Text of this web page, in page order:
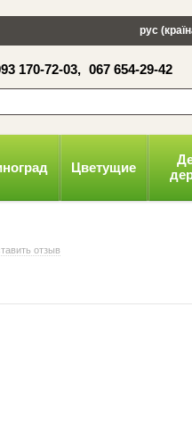
Оплата и доставкарус
170-72-03, 067 654-29-42
Цветущие
отзыв